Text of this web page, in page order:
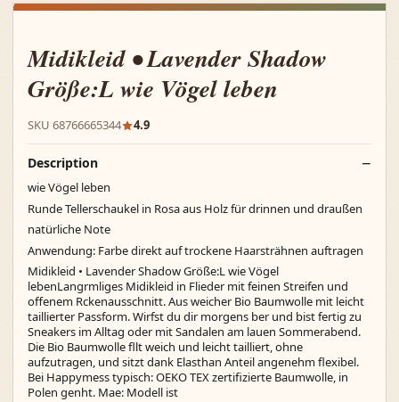
Midikleid • Lavender Shadow
Größe:L wie Vögel leben
SKU 68766665344 4.9
Description
wie Vögel leben
Runde Tellerschaukel in Rosa aus Holz für drinnen und draußen
natürliche Note
Anwendung: Farbe direkt auf trockene Haarsträhnen auftragen
Midikleid • Lavender Shadow Größe:L wie Vögel
lebenLangrmliges Midikleid in Flieder mit feinen Streifen und
offenem Rckenausschnitt. Aus weicher Bio Baumwolle mit leicht
taillierter Passform. Wirfst du dir morgens ber und bist fertig zu
Sneakers im Alltag oder mit Sandalen am lauen Sommerabend.
Die Bio Baumwolle fllt weich und leicht tailliert, ohne
aufzutragen, und sitzt dank Elasthan Anteil angenehm flexibel.
Bei Happymess typisch: OEKO TEX zertifizierte Baumwolle, in
Polen genht. Mae: Modell ist